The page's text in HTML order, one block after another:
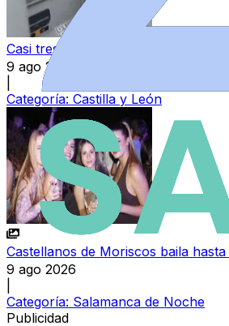
Casi tres de cada cuatro
9 ago 2026
Categoría: Castilla y León
Castellanos de Moriscos baila
9 ago 2026
Categoría: Salamanca de Noche
Publicidad